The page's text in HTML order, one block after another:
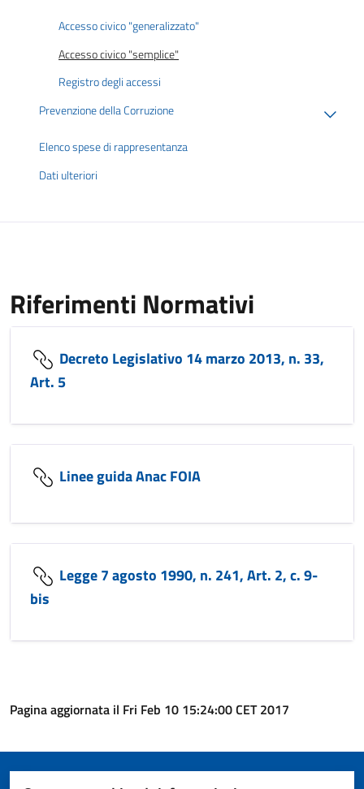
Accesso civico "generalizzato"
Accesso civico "semplice"
Registro degli accessi
Prevenzione della Corruzione
Elenco spese di rappresentanza
Dati ulteriori
Riferimenti Normativi
Decreto Legislativo 14 marzo 2013, n. 33,
Art. 5
Linee guida Anac FOIA
Legge 7 agosto 1990, n. 241, Art. 2, c. 9-
bis
Pagina aggiornata il Fri Feb 10 15:24:00 CET 2017